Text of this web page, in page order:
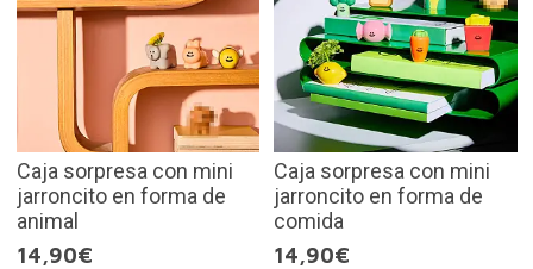
Caja sorpresa con mini
jarroncito en forma de
animal
14,90€
Caja sorpresa con mini
jarroncito en forma de
comida
14,90€